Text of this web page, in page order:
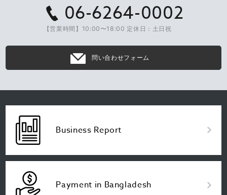
06-6264-0002
【営業時間】10:00〜18:00 定休日：土日祝
問い合わせフォーム
Business Report
Payment in Bangladesh